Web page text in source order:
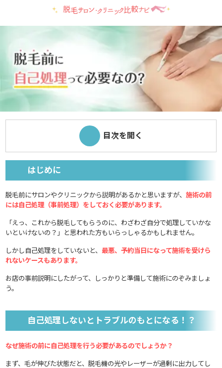
目次を開く
はじめに
脱毛前にサロンやクリニックから説明があるかと思いますが、施術の前
には自己処理（事前処理）をしておく必要があります。
「えっ、これから脱毛してもらうのに、わざわざ自分で処理していかな
いといけないの？」と思われた方もいらっしゃるかもしれません。
しかし自己処理をしていないと、 最悪、予約当日になって施術を受けら
れないケースもあります。
お店の事前説明にしたがって、しっかりと準備して施術にのぞみましょ
う。
自己処理しないとトラブルのもとになる！？
なぜ施術の前に自己処理を行う必要があるのでしょうか？
まず、毛が伸びた状態だと、脱毛機の光やレーザーが過剰に出力してし